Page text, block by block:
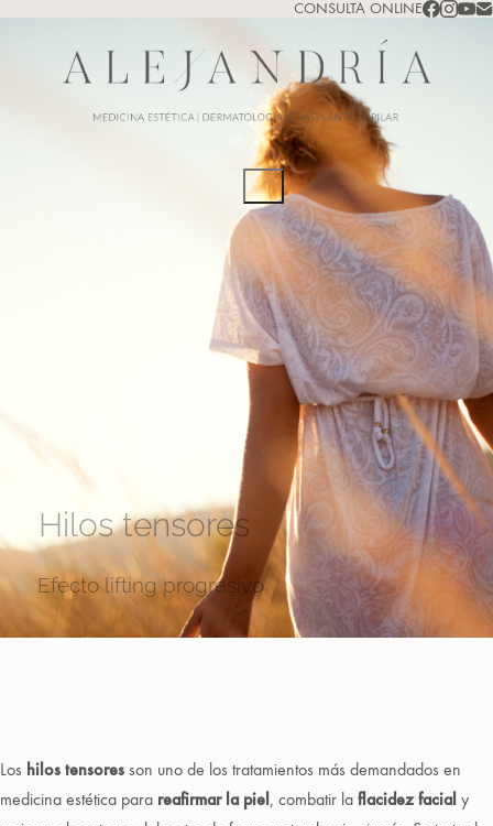
CONSULTA ONLINE
Efecto lifting progresivo
Hilos tensores
Los hilos tensores son uno de los tratamientos más demandados en
medicina estética para reafirmar la piel, combatir la flacidez facial y